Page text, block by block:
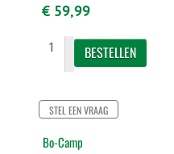
€ 59,99
STEL EEN VRAAG
Bo-Camp